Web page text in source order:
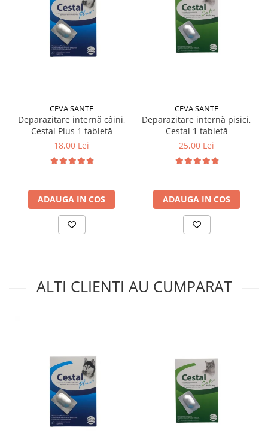
CEVA SANTE
Deparazitare internă câini,
Cestal Plus 1 tabletă
18,00 Lei
ADAUGA IN COS
CEVA SANTE
Deparazitare internă pisici,
Cestal 1 tabletă
25,00 Lei
ADAUGA IN COS
ALTI CLIENTI AU CUMPARAT